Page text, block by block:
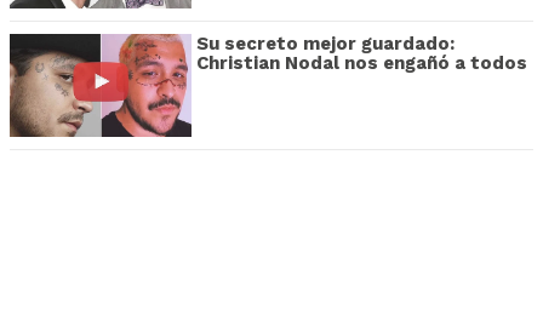
Su secreto mejor guardado:
Christian Nodal nos engañó a todos